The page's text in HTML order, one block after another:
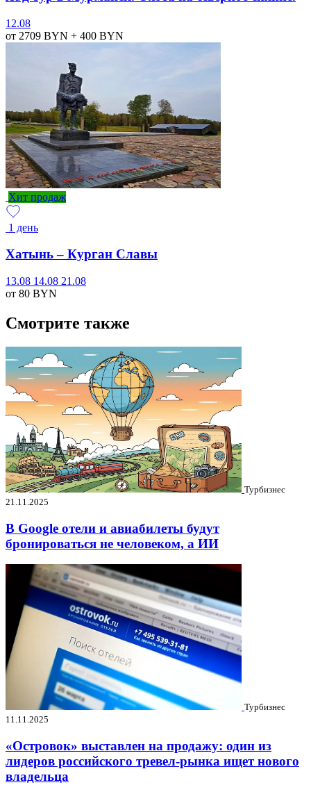
12.08
от 2709 BYN + 400 BYN
Хит продаж
1 день
Хатынь – Курган Славы
13.08 14.08 21.08
от 80 BYN
Смотрите также
Турбизнес
21.11.2025
В Google отели и авиабилеты будут
бронироваться не человеком, а ИИ
Турбизнес
11.11.2025
«Островок» выставлен на продажу: один из
лидеров российского тревел-рынка ищет нового
владельца